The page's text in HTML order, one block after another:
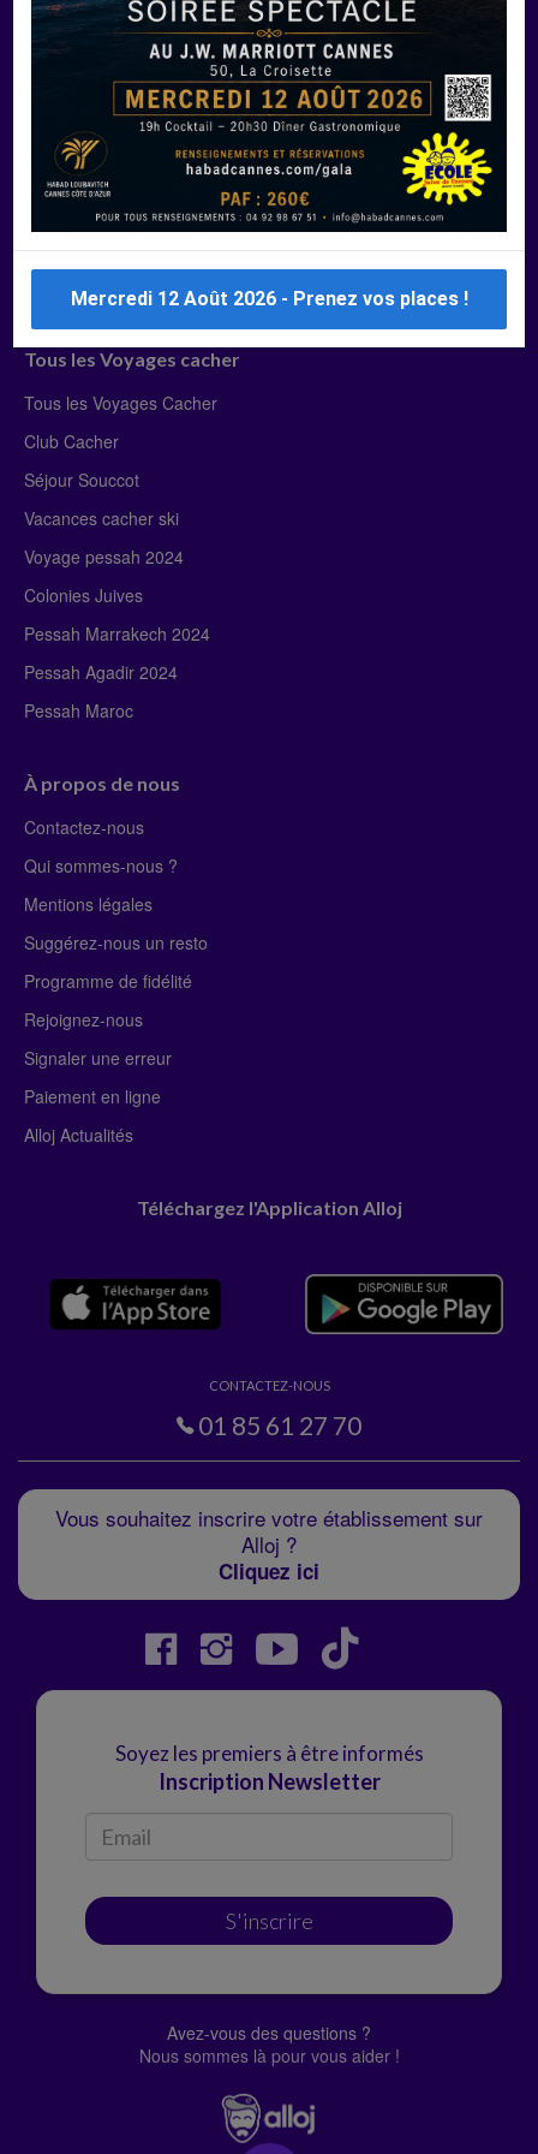
Manger Cacher
Liste des restaurants cacher
Restaurants cacher à Paris
Restaurants cacher à Deauville
Restaurants cacher à Lyon
Restaurants cacher à Marseille
Restaurants cacher Dubaï
Tous les Voyages cacher
Tous les Voyages Cacher
Club Cacher
Séjour Souccot
Vacances cacher ski
Voyage pessah 2024
Colonies Juives
Pessah Marrakech 2024
Pessah Agadir 2024
Pessah Maroc
À propos de nous
Contactez-nous
Qui sommes-nous ?
Mentions légales
Suggérez-nous un resto
Programme de fidélité
Rejoignez-nous
Signaler une erreur
Paiement en ligne
Alloj Actualités
Téléchargez l'Application Alloj
CONTACTEZ-NOUS
01 85 61 27 70
Vous souhaitez inscrire votre établissement sur
Alloj ?
Cliquez ici
Soyez les premiers à être informés
Inscription Newsletter
S'inscrire
Avez-vous des questions ?
Nous sommes là pour vous aider !
Mercredi 12 Août 2026 - Prenez vos places !